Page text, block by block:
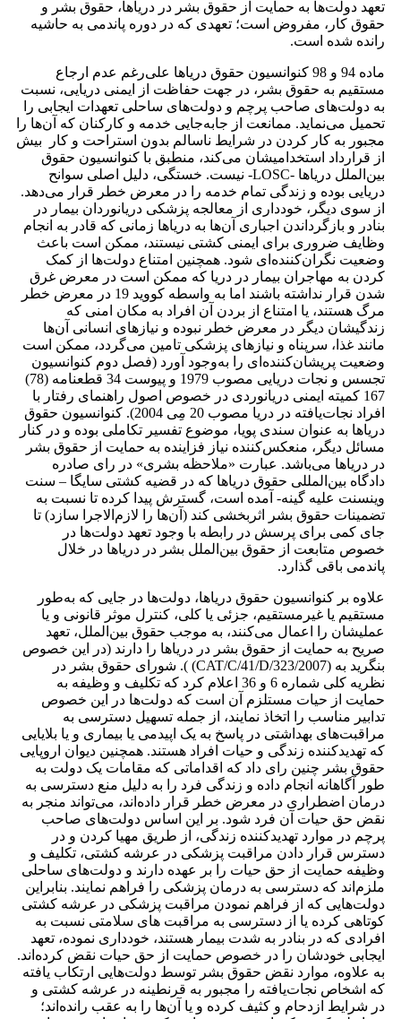
تعهد دولت‌ها به حمایت از حقوق بشر در دریاها، حقوق بشر و
حقوق کار، مفروض است؛ تعهدی که در دوره پاندمی به حاشیه
رانده شده است.
ماده 94 و 98 کنوانسیون حقوق دریاها علی‌رغم عدم ارجاع
مستقیم به حقوق بشر، در جهت حفاظت از ایمنی دریایی، نسبت
به دولت‌های صاحب پرچم و دولت‌های ساحلی تعهدات ایجابی را
تحمیل می‌نماید. ممانعت از جابه‌جایی خدمه و کارکنان که آن‌ها را
مجبور به کار کردن در شرایط ناسالم بدون استراحت و کار بیش
از قرارداد استخدامیشان می‌کند، منطبق با کنوانسیون حقوق
بین‌الملل دریاها -LOSC- نیست. خستگی، دلیل اصلی سوانح
دریایی بوده و زندگی تمام خدمه را در معرض خطر قرار می‌دهد.
از سوی دیگر، خودداری از معالجه پزشکی دریانوردان بیمار در
بنادر و بازگرداندن اجباری آن‌ها به دریاها زمانی که قادر به انجام
وظایف ضروری برای ایمنی کشتی نیستند، ممکن است باعث
وضعیت نگران‌کننده‌ای شود. همچنین امتناع دولت‌ها از کمک
کردن به مهاجران بیمار در دریا که ممکن است در معرض غرق
شدن قرار نداشته باشند اما به واسطه کووید 19 در معرض خطر
مرگ هستند، یا امتناع از بردن آن افراد به مکان امنی که
زندگیشان دیگر در معرض خطر نبوده و نیازهای انسانی آن‌ها
مانند غذا، سرپناه و نیازهای پزشکی تامین می‌گردد، ممکن است
وضعیت پریشان‌کننده‌ای را به‌وجود آورد (فصل دوم کنوانسیون
تجسس و نجات دریایی مصوب 1979 و پیوست 34 قطعنامه (78)
167 کمیته ایمنی دریانوردی در خصوص اصول راهنمای رفتار با
افراد نجات‌یافته در دریا مصوب 20 مِی 2004). کنوانسیون حقوق
دریاها به عنوان سندی پویا، موضوع تفسیر تکاملی بوده و در کنار
مسائل دیگر، منعکس‌کننده نیاز فزاینده به حمایت از حقوق بشر
در دریاها می‌باشد. عبارت «ملاحظه بشری» در رای صادره
دادگاه بین‌المللی حقوق دریاها که در قضیه کشتی سایگا – سنت
وینسنت علیه گینه- آمده است، گسترش پیدا کرده تا نسبت به
تضمینات حقوق بشر اثربخشی کند (آن‌ها را لازم‌الاجرا سازد) تا
جای کمی برای پرسش در رابطه با وجود تعهد دولت‌ها در
خصوص متابعت از حقوق بین‌الملل بشر در دریاها در خلال
پاندمی باقی گذارد.
علاوه بر کنوانسیون حقوق دریاها، دولت‌ها در جایی که به‌طور
مستقیم یا غیرمستقیم، جزئی یا کلی، کنترل موثر قانونی و یا
عملیشان را اعمال می‌کنند، به موجب حقوق بین‌الملل، تعهد
صریح به حمایت از حقوق بشر در دریاها را دارند (در این خصوص
بنگرید به (CAT/C/41/D/323/2007) ). شورای حقوق بشر در
نظریه کلی شماره 6 و 36 اعلام کرد که تکلیف و وظیفه به
حمایت از حیات مستلزم آن است که دولت‌ها در این خصوص
تدابیر مناسب را اتخاذ نمایند، از جمله تسهیل دسترسی به
مراقبت‌های بهداشتی در پاسخ به یک اپیدمی یا بیماری و یا بلایایی
که تهدیدکننده زندگی و حیات افراد هستند. همچنین دیوان اروپایی
حقوق بشر چنین رای داد که اقداماتی که مقامات یک دولت به
طور آگاهانه انجام داده و زندگی فرد را به دلیل منع دسترسی به
درمان اضطراری در معرض خطر قرار داده‌اند، می‌تواند منجر به
نقض حق حیات آن فرد شود. بر این اساس دولت‌های صاحب
پرچم در موارد تهدیدکننده زندگی، از طریق مهیا کردن و در
دسترس قرار دادن مراقبت پزشکی در عرشه کشتی، تکلیف و
وظیفه حمایت از حق حیات را بر عهده دارند و دولت‌های ساحلی
ملزم‌اند که دسترسی به درمان پزشکی را فراهم نمایند. بنابراین
دولت‌هایی که از فراهم نمودن مراقبت پزشکی در عرشه کشتی
کوتاهی کرده یا از دسترسی به مراقبت های سلامتی نسبت به
افرادی که در بنادر به شدت بیمار هستند، خودداری نموده، تعهد
ایجابی خودشان را در خصوص حمایت از حق حیات نقض کرده‌اند.
به علاوه، موارد نقض حقوق بشر توسط دولت‌هایی ارتکاب یافته
که اشخاص نجات‌یافته را مجبور به قرنطینه در عرشه کشتی و
در شرایط ازدحام و کثیف کرده و یا آن‌ها را به عقب رانده‌اند؛